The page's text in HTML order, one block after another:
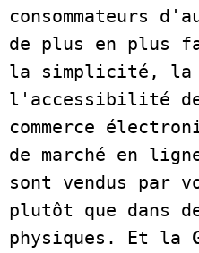
consommateurs
de plus en plus
la simplicité, la
l'accessibilité
commerce
de marché en
sont vendus par
plutôt que dans
physiques. Et la